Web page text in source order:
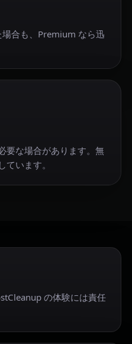
合も、Premium なら迅
要な場合があります。無
います。
の体験には責任